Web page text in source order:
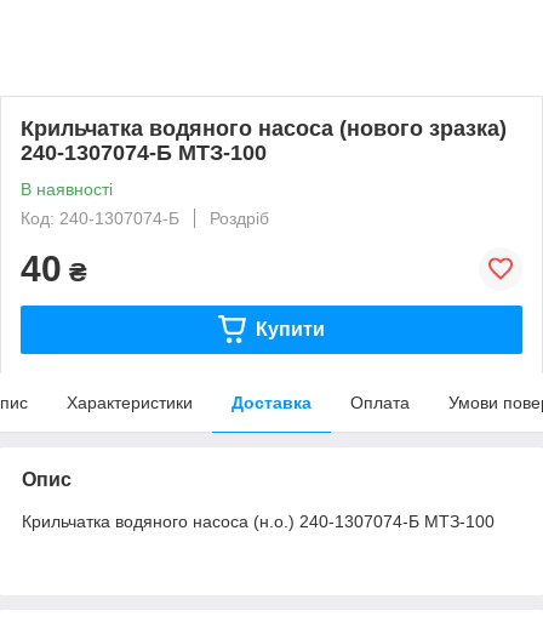
Крильчатка водяного насоса (нового зразка)
240-1307074-Б МТЗ-100
В наявності
Код: 240-1307074-Б
Роздріб
40 ₴
Купити
Характеристики Доставка Оплата Умови
Опис
Крильчатка водяного насоса (н.о.) 240-1307074-Б МТЗ-100